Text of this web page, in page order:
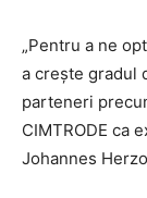
„Pentru a ne
a crește gradul
parteneri
CIMTRODE ca
Johannes